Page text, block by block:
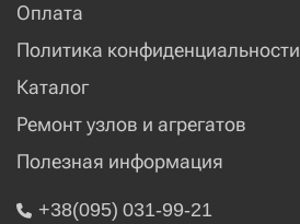
Оплата
Политика конфиденциальности
Каталог
Ремонт узлов и агрегатов
Полезная информация
+38(095) 031-99-21